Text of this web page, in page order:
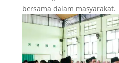
bersama dalam masyarakat.